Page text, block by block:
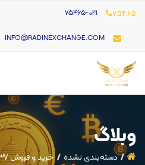
۷۵۴۶۵
INFO@RADINEXCHANGE.COM
وبلاگ
دسته‌بندی نشده